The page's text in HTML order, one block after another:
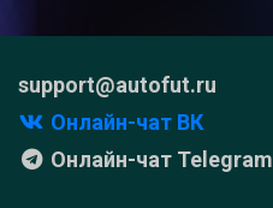
support@autofut.ru
Онлайн-чат ВК
Онлайн-чат Telegram